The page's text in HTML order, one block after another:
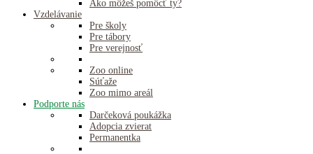
Ako môžeš pomôcť ty?
Vzdelávanie
Pre školy
Pre tábory
Pre verejnosť
Zoo online
Súťaže
Zoo mimo areál
Podporte nás
Darčeková poukážka
Adopcia zvierat
Permanentka